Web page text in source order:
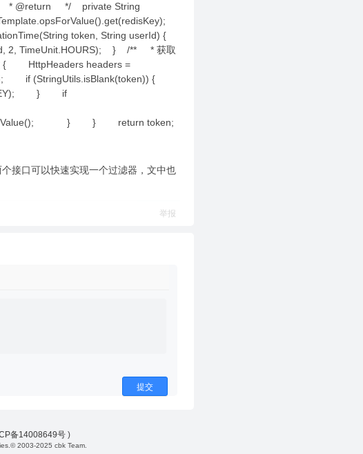
* @return */ private String
token, String userId) {
2, TimeUnit.HOURS); } /** * 获取
{ HttpHeaders headers =
if (StringUtils.isBlank(token)) {
} if
} } return token;
接口可以快速实现一个过滤器，文中也
举报
提交
备14008649号)
© 2003-2025 cbk Team.